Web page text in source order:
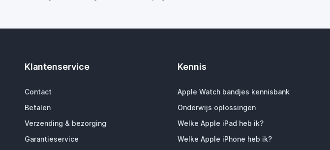
Klantenservice
Contact
Betalen
Verzending & bezorging
Garantieservice
Kennis
Apple Watch bandjes kennisbank
Onderwijs oplossingen
Welke Apple iPad heb ik?
Welke Apple iPhone heb ik?